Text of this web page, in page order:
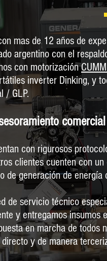
mas de 12 años de
argentino con el
con motorización
inverter Dinking, y
/ GLP.
con rigurosos
clientes cuenten con
de generación de energía
de servicio técnico
y entregamos insumos
en marcha de todos
y de manera